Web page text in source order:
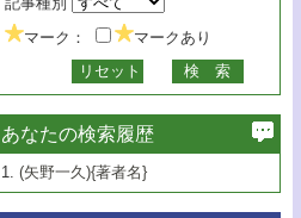
マーク：
マークあり
あなたの検索履歴
1. (矢野一久){著者名}